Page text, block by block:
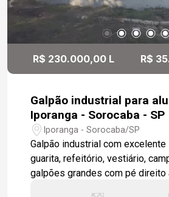
R$ 230.000,00 L R$
Galpão industrial para
Iporanga - Sorocaba - SP
Iporanga - Sorocaba/SP
Galpão industrial com excelente
guarita, refeitório, vestiário,
galpões grandes com pé direito